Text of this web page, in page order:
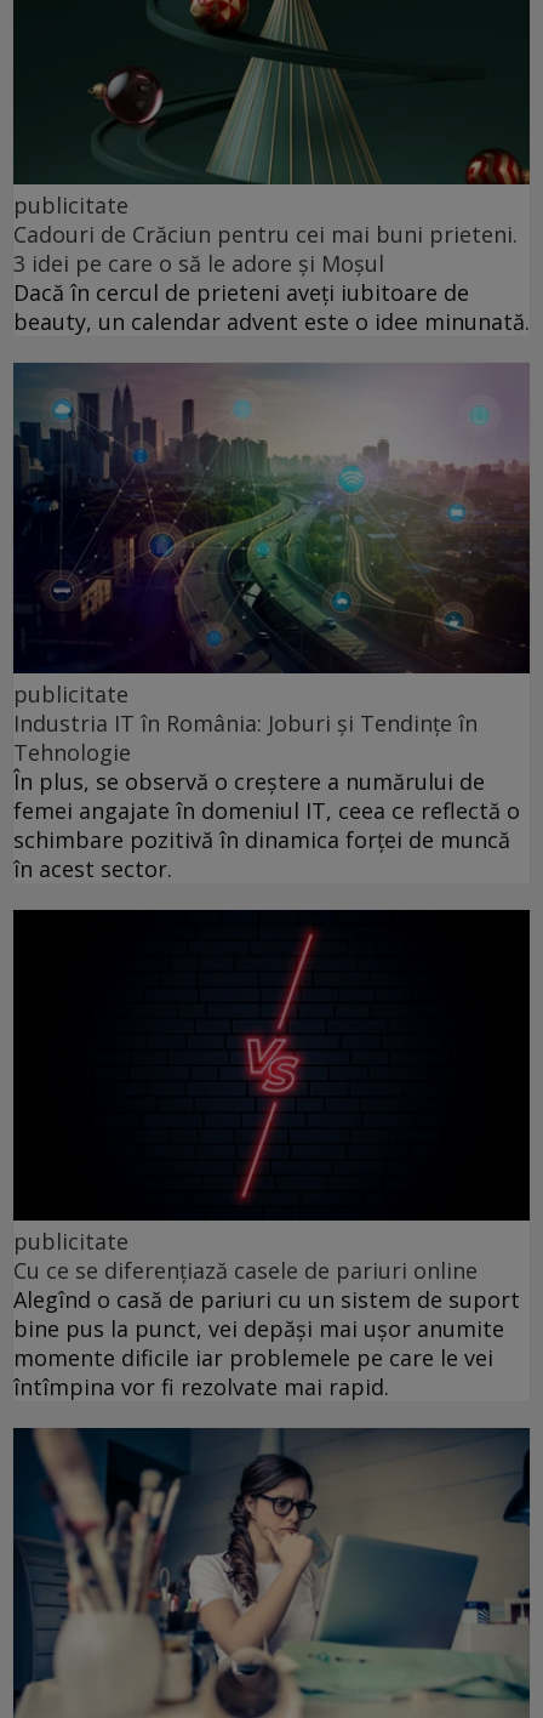
publicitate
Cadouri de Crăciun pentru cei mai buni prieteni.
3 idei pe care o să le adore și Moșul
Dacă în cercul de prieteni aveți iubitoare de
beauty, un calendar advent este o idee minunată.
publicitate
Industria IT în România: Joburi și Tendințe în
Tehnologie
În plus, se observă o creștere a numărului de
femei angajate în domeniul IT, ceea ce reflectă o
schimbare pozitivă în dinamica forței de muncă
în acest sector.
publicitate
Cu ce se diferențiază casele de pariuri online
Alegînd o casă de pariuri cu un sistem de suport
bine pus la punct, vei depăși mai ușor anumite
momente dificile iar problemele pe care le vei
întîmpina vor fi rezolvate mai rapid.